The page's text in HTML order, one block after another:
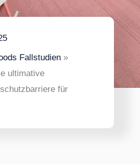
Fallstudien
ultimative
für